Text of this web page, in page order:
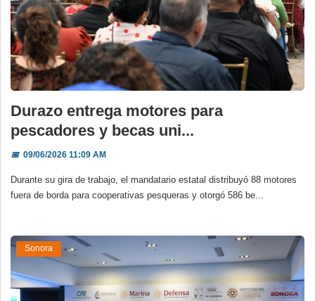
Durazo entrega motores para
pescadores y becas uni...
📅09/06/2026 11:09 AM
Durante su gira de trabajo, el mandatario estatal distribuyó 88 motores
fuera de borda para cooperativas pesqueras y otorgó 586 be...
Sonora